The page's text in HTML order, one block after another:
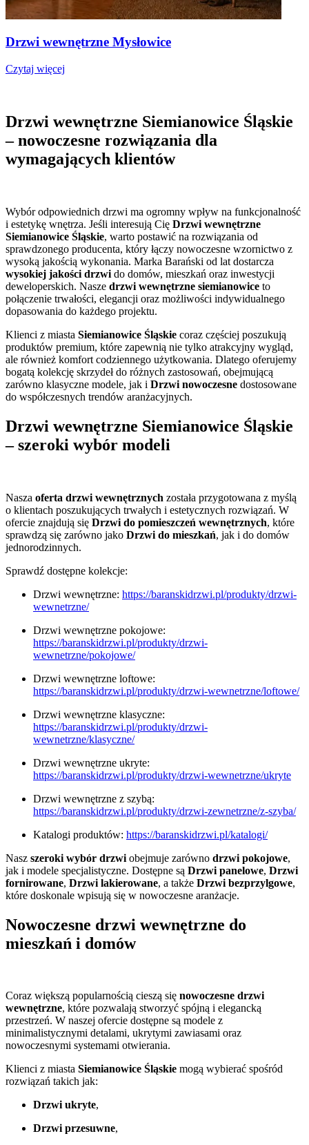
Drzwi wewnętrzne Mysłowice
Czytaj więcej
Drzwi wewnętrzne Siemianowice Śląskie
– nowoczesne rozwiązania dla
wymagających klientów
Wybór odpowiednich drzwi ma ogromny wpływ na funkcjonalność
i estetykę wnętrza. Jeśli interesują Cię Drzwi wewnętrzne
Siemianowice Śląskie, warto postawić na rozwiązania od
sprawdzonego producenta, który łączy nowoczesne wzornictwo z
wysoką jakością wykonania. Marka Barański od lat dostarcza
wysokiej jakości drzwi do domów, mieszkań oraz inwestycji
deweloperskich. Nasze drzwi wewnętrzne siemianowice to
połączenie trwałości, elegancji oraz możliwości indywidualnego
dopasowania do każdego projektu.
Klienci z miasta Siemianowice Śląskie coraz częściej poszukują
produktów premium, które zapewnią nie tylko atrakcyjny wygląd,
ale również komfort codziennego użytkowania. Dlatego oferujemy
bogatą kolekcję skrzydeł do różnych zastosowań, obejmującą
zarówno klasyczne modele, jak i Drzwi nowoczesne dostosowane
do współczesnych trendów aranżacyjnych.
Drzwi wewnętrzne Siemianowice Śląskie
– szeroki wybór modeli
Nasza oferta drzwi wewnętrznych została przygotowana z myślą
o klientach poszukujących trwałych i estetycznych rozwiązań. W
ofercie znajdują się Drzwi do pomieszczeń wewnętrznych, które
sprawdzą się zarówno jako Drzwi do mieszkań, jak i do domów
jednorodzinnych.
Sprawdź dostępne kolekcje:
Drzwi wewnętrzne: https://baranskidrzwi.pl/produkty/drzwi-
wewnetrzne/
Drzwi wewnętrzne pokojowe:
https://baranskidrzwi.pl/produkty/drzwi-
wewnetrzne/pokojowe/
Drzwi wewnętrzne loftowe:
https://baranskidrzwi.pl/produkty/drzwi-wewnetrzne/loftowe/
Drzwi wewnętrzne klasyczne:
https://baranskidrzwi.pl/produkty/drzwi-
wewnetrzne/klasyczne/
Drzwi wewnętrzne ukryte:
https://baranskidrzwi.pl/produkty/drzwi-wewnetrzne/ukryte
Drzwi wewnętrzne z szybą:
https://baranskidrzwi.pl/produkty/drzwi-zewnetrzne/z-szyba/
Katalogi produktów: https://baranskidrzwi.pl/katalogi/
Nasz szeroki wybór drzwi obejmuje zarówno drzwi pokojowe,
jak i modele specjalistyczne. Dostępne są Drzwi panelowe, Drzwi
fornirowane, Drzwi lakierowane, a także Drzwi bezprzylgowe,
które doskonale wpisują się w nowoczesne aranżacje.
Nowoczesne drzwi wewnętrzne do
mieszkań i domów
Coraz większą popularnością cieszą się nowoczesne drzwi
wewnętrzne, które pozwalają stworzyć spójną i elegancką
przestrzeń. W naszej ofercie dostępne są modele z
minimalistycznymi detalami, ukrytymi zawiasami oraz
nowoczesnymi systemami otwierania.
Klienci z miasta Siemianowice Śląskie mogą wybierać spośród
rozwiązań takich jak:
Drzwi ukryte,
Drzwi przesuwne,